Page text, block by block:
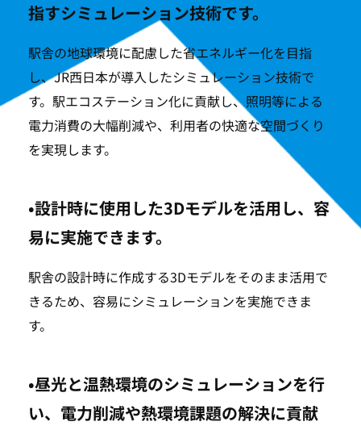
指すシミュレーション技術です。
駅舎の地球環境に配慮した省エネルギー化を目指
し、JR西日本が導入したシミュレーション技術で
す。駅エコステーション化に貢献し、照明等による
電力消費の大幅削減や、利用者の快適な空間づくり
を実現します。
•設計時に使用した3Dモデルを活用し、容
易に実施できます。
駅舎の設計時に作成する3Dモデルをそのまま活用で
きるため、容易にシミュレーションを実施できま
す。
•昼光と温熱環境のシミュレーションを行
い、電力削減や熱環境課題の解決に貢献